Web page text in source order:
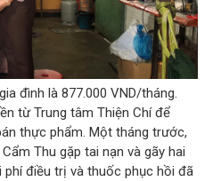
đình là 877.000 VND/tháng.
từ Trung tâm Thiện Chí để
thực phẩm. Một tháng trước,
Thu gặp tai nạn và gãy hai
điều trị và thuốc phục hồi đã